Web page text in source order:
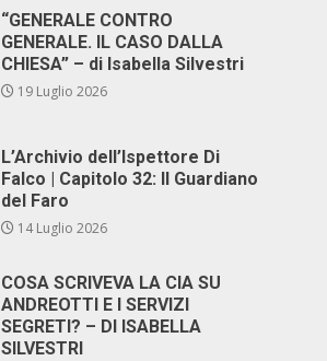
“GENERALE CONTRO
GENERALE. IL CASO DALLA
CHIESA” – di Isabella Silvestri
19 Luglio 2026
L’Archivio dell’Ispettore Di
Falco | Capitolo 32: Il Guardiano
del Faro
14 Luglio 2026
COSA SCRIVEVA LA CIA SU
ANDREOTTI E I SERVIZI
SEGRETI? – DI ISABELLA
SILVESTRI